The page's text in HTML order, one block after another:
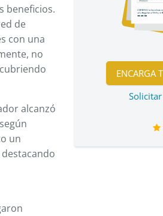
beneficios.
de
con una
no
alcanzó
un
ENCARGA